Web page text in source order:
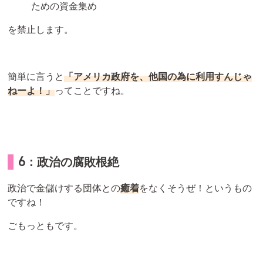
ための資金集め
を禁止します。
簡単に言うと「アメリカ政府を、他国の為に利用すんじゃ
ねーよ！」ってことですね。
6：政治の腐敗根絶
政治で金儲けする団体との癒着をなくそうぜ！というもの
ですね！
ごもっともです。